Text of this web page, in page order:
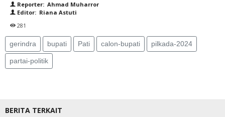
Reporter: Ahmad Muharror
Editor: Riana Astuti
281
gerindra bupati Pati calon-bupati pilkada-2024
partai-politik
BERITA TERKAIT